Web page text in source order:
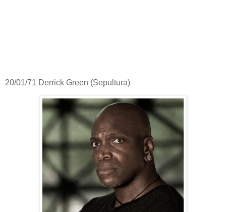
20/01/71 Derrick Green (Sepultura)